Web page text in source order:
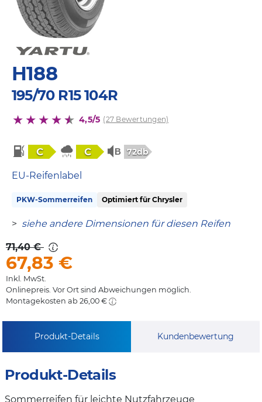
H188
195/70 R15 104R
4,5/5 (27 Bewertungen)
C C 72db
EU-Reifenlabel
PKW-Sommerreifen Optimiert für Chrysler
> siehe andere Dimensionen für diesen Reifen
71,40 €
67,83 €
Inkl. MwSt.
Onlinepreis. Vor Ort sind Abweichungen möglich.
Montagekosten ab 26,00 €
Produkt-Details Kundenbewertung
Produkt-Details
Sommerreifen für leichte Nutzfahrzeuge